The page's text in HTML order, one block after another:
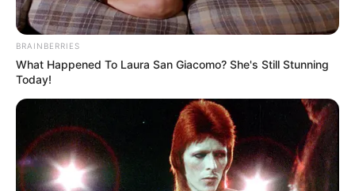
BRAINBERRIES
What Happened To Laura San Giacomo? She's Still Stunning
Today!